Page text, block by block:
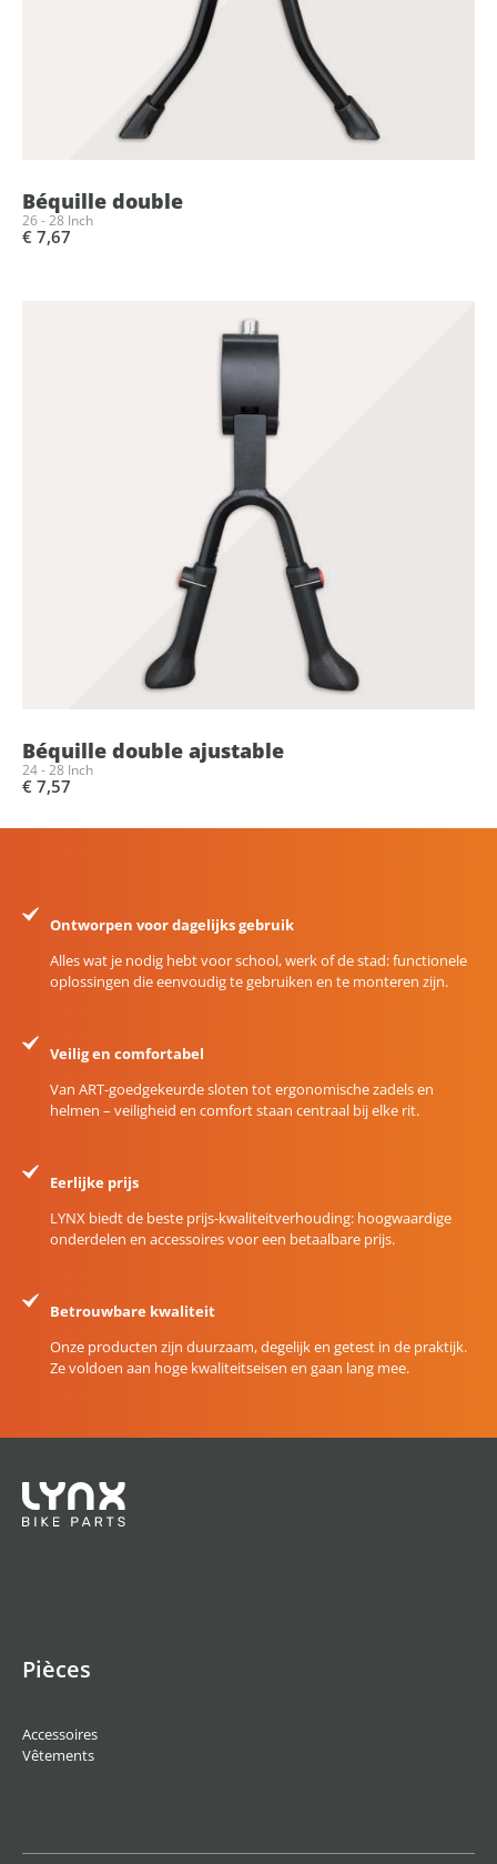
Béquille double
26 - 28 Inch
€ 7,67
Béquille double ajustable
24 - 28 Inch
€ 7,57
Ontworpen voor dagelijks gebruik
Alles wat je nodig hebt voor school, werk of de stad: functionele
oplossingen die eenvoudig te gebruiken en te monteren zijn.
Veilig en comfortabel
Van ART-goedgekeurde sloten tot ergonomische zadels en
helmen – veiligheid en comfort staan centraal bij elke rit.
Eerlijke prijs
LYNX biedt de beste prijs-kwaliteitverhouding: hoogwaardige
onderdelen en accessoires voor een betaalbare prijs.
Betrouwbare kwaliteit
Onze producten zijn duurzaam, degelijk en getest in de praktijk.
Ze voldoen aan hoge kwaliteitseisen en gaan lang mee.
Pièces
Accessoires
Vêtements